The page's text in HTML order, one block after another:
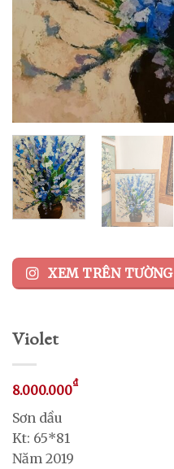
XEM TRÊN TƯỜNG
Violet
8.000.000₫
Sơn dầu
Kt: 65*81
Năm 2019